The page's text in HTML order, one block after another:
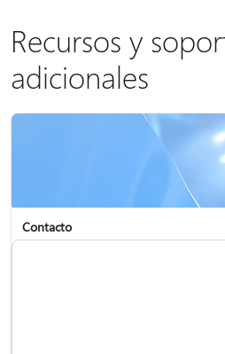
Creación de reflejo de pantalla y proyección
Recursos y
adicionales
Contacto